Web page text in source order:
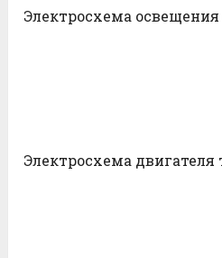
Электросхема освещения
Электросхема двигателя